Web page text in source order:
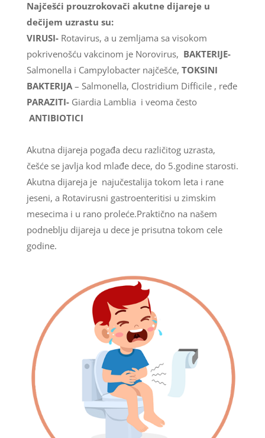
Najčešći prouzrokovači akutne dijareje u
dečijem uzrastu su:
VIRUSI- Rotavirus, a u zemljama sa visokom
pokrivenošću vakcinom je Norovirus, BAKTERIJE-
Salmonella i Campylobacter najčešće, TOKSINI
BAKTERIJA– Salmonella, Clostridium Difficile , ređe
PARAZITI- Giardia Lamblia i veoma često
ANTIBIOTICI
Akutna dijareja pogađa decu različitog uzrasta,
češće se javlja kod mlađe dece, do 5.godine starosti.
Akutna dijareja je najučestalija tokom leta i rane
jeseni, a Rotavirusni gastroenteritisi u zimskim
mesecima i u rano proleće.Praktično na našem
podneblju dijareja u dece je prisutna tokom cele
godine.